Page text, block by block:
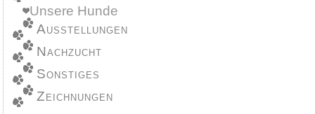
Unsere Hunde
Ausstellungen
Nachzucht
Sonstiges
Zeichnungen